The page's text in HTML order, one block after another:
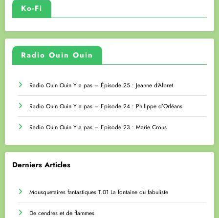
Ko-Fi
Radio Ouin Ouin
Radio Ouin Ouin Y a pas – Épisode 25 : Jeanne d’Albret
Radio Ouin Ouin Y a pas – Episode 24 : Philippe d’Orléans
Radio Ouin Ouin Y a pas – Episode 23 : Marie Crous
Derniers Articles
Mousquetaires fantastiques T.01 La fontaine du fabuliste
De cendres et de flammes